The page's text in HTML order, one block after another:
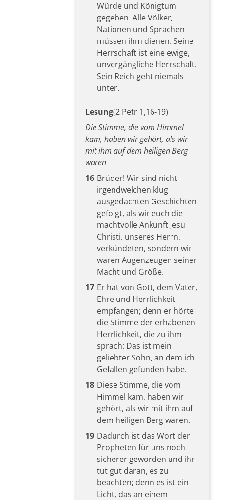
Würde und Königtum
gegeben. Alle Völker,
Nationen und Sprachen
müssen ihm dienen. Seine
Herrschaft ist eine ewige,
unvergängliche Herrschaft.
Sein Reich geht niemals
unter.
Lesung(2 Petr 1,16-19)
Die Stimme, die vom Himmel
kam, haben wir gehört, als wir
mit ihm auf dem heiligen Berg
waren
16 Brüder! Wir sind nicht
irgendwelchen klug
ausgedachten Geschichten
gefolgt, als wir euch die
machtvolle Ankunft Jesu
Christi, unseres Herrn,
verkündeten, sondern wir
waren Augenzeugen seiner
Macht und Größe.
17 Er hat von Gott, dem Vater,
Ehre und Herrlichkeit
empfangen; denn er hörte
die Stimme der erhabenen
Herrlichkeit, die zu ihm
sprach: Das ist mein
geliebter Sohn, an dem ich
Gefallen gefunden habe.
18 Diese Stimme, die vom
Himmel kam, haben wir
gehört, als wir mit ihm auf
dem heiligen Berg waren.
19 Dadurch ist das Wort der
Propheten für uns noch
sicherer geworden und ihr
tut gut daran, es zu
beachten; denn es ist ein
Licht, das an einem